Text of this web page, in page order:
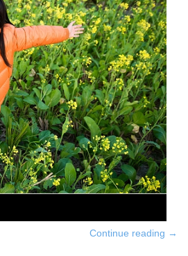
Continue reading →